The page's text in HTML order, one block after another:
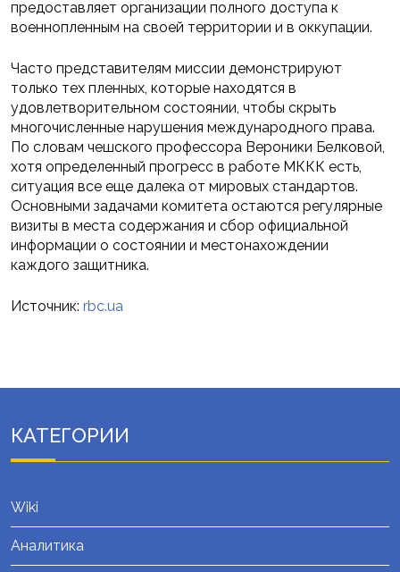
предоставляет организации полного доступа к
военнопленным на своей территории и в оккупации.
Часто представителям миссии демонстрируют
только тех пленных, которые находятся в
удовлетворительном состоянии, чтобы скрыть
многочисленные нарушения международного права.
По словам чешского профессора Вероники Белковой,
хотя определенный прогресс в работе МККК есть,
ситуация все еще далека от мировых стандартов.
Основными задачами комитета остаются регулярные
визиты в места содержания и сбор официальной
информации о состоянии и местонахождении
каждого защитника.
Источник: rbc.ua
КАТЕГОРИИ
Wiki
Аналитика